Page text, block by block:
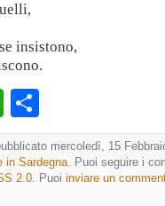
insistono,
WhatsApp
mercoledì, 15
in Sardegna. Puoi seguire i
2.0. Puoi inviare un